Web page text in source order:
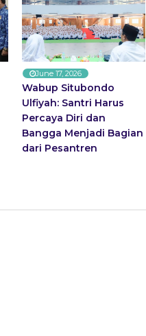
June 17, 2026
Wabup Situbondo
Ulfiyah: Santri Harus
Percaya Diri dan
Bangga Menjadi Bagian
dari Pesantren